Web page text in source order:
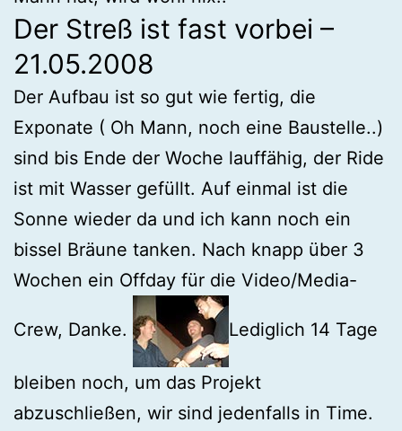
Der Streß ist fast vorbei –
21.05.2008
Der Aufbau ist so gut wie fertig, die
Exponate ( Oh Mann, noch eine Baustelle..)
sind bis Ende der Woche lauffähig, der Ride
ist mit Wasser gefüllt. Auf einmal ist die
Sonne wieder da und ich kann noch ein
bissel Bräune tanken. Nach knapp über 3
Wochen ein Offday für die Video/Media-
Crew, Danke. Lediglich 14 Tage
bleiben noch, um das Projekt
abzuschließen, wir sind jedenfalls in Time.